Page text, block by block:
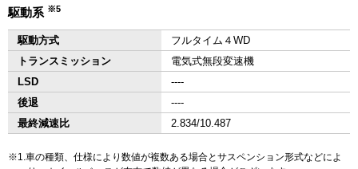
駆動系 ※5
駆動方式
フルタイム４WD
トランスミッション
電気式無段変速機
LSD
‐‐‐‐
後退
‐‐‐‐
最終減速比
2.834/10.487
1.車の種類、仕様により数値が複数ある場合とサスペンション形式などによ